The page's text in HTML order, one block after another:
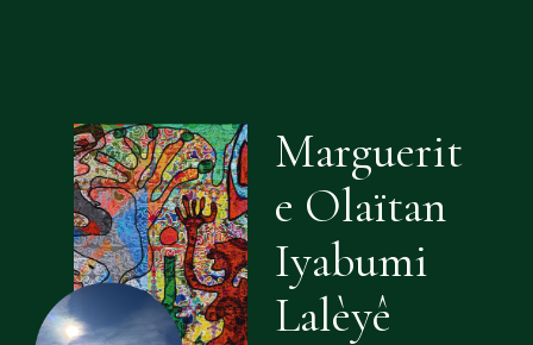
Marguerit
e Olaïtan
Iyabumi
Lalèyê